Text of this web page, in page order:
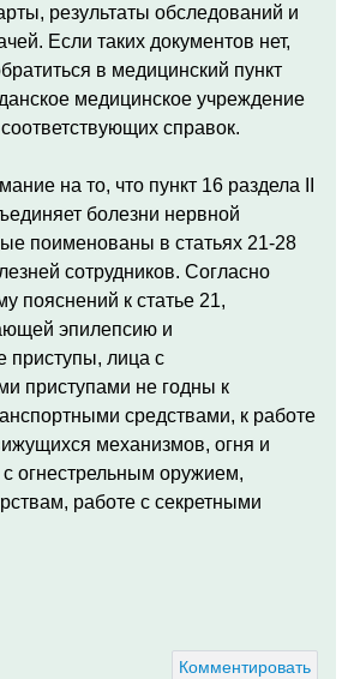
результаты обследований и
Если таких документов нет,
в медицинский пункт
медицинское учреждение
справок.
на то, что пункт 16 раздела II
болезни нервной
поименованы в статьях 21-28
сотрудников. Согласно
пояснений к статье 21,
эпилепсию и
приступы, лица с
приступами не годны к
средствами, к работе
механизмов, огня и
огнестрельным оружием,
работе с секретными
Комментировать